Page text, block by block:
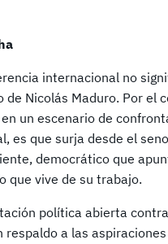
internacional no
de Nicolás Maduro. Por el
un escenario de
es que surja desde el
democrático que
que vive de su trabajo.
política abierta
a las